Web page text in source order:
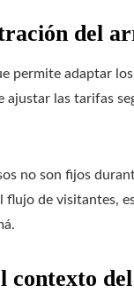
del
permite adaptar
las tarifas
no son fijos
de visitantes,